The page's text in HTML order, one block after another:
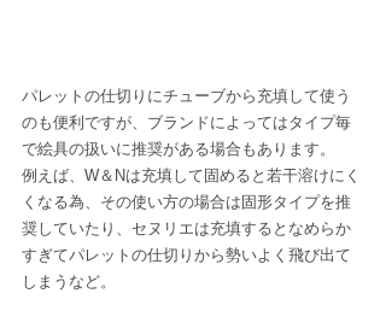
パレットの仕切りにチューブから充填して使う
のも便利ですが、ブランドによってはタイプ毎
で絵具の扱いに推奨がある場合もあります。
例えば、W＆Nは充填して固めると若干溶けにく
くなる為、その使い方の場合は固形タイプを推
奨していたり、セヌリエは充填するとなめらか
すぎてパレットの仕切りから勢いよく飛び出て
しまうなど。